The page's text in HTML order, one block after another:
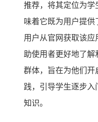
推荐，将其定位为学
味着它既为用户提供
用户从官网获取该
助使用者更好地了解
群体，旨在为他们开
践，引导学生逐步入
知识。